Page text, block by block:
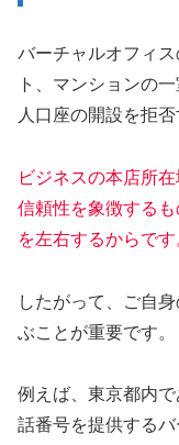
バーチャルオフィ
ト、マンションの
人口座の開設を拒
ビジネスの本店所
信頼性を象徴する
を左右するからです
したがって、ご自
ぶことが重要です。
例えば、東京都内
話番号を提供する